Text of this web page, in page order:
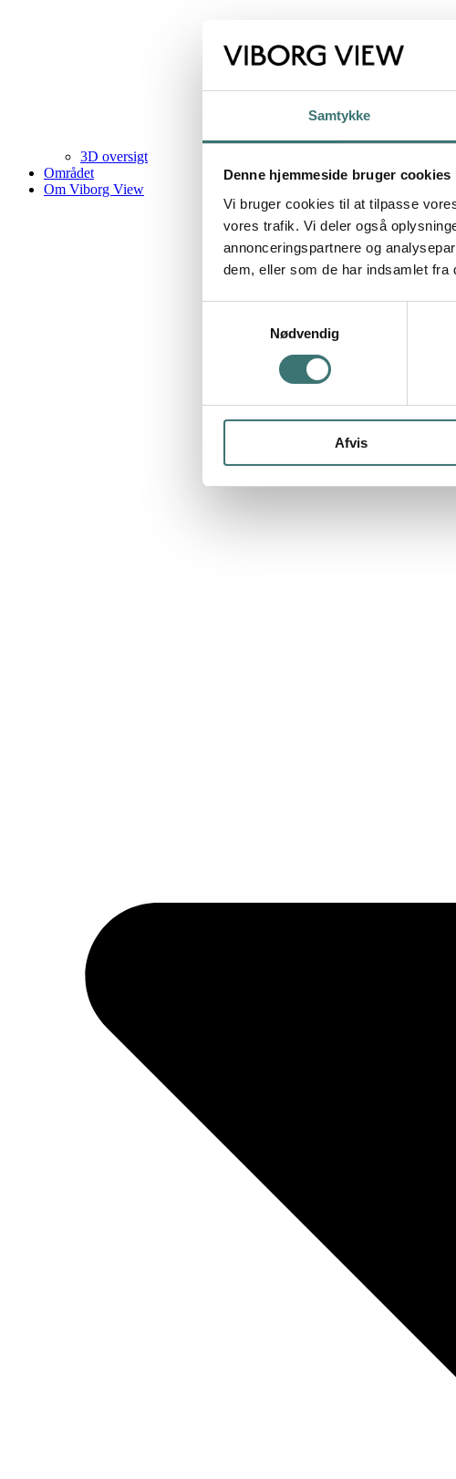
Samtykke
Denne hjemmeside bruger cookies
Vi bruger cookies til at tilpasse
vores trafik. Vi deler også
annonceringspartnere og
dem, eller som de har indsamlet fra
Nødvendig
Afvis
3D oversigt
Området
Om Viborg View